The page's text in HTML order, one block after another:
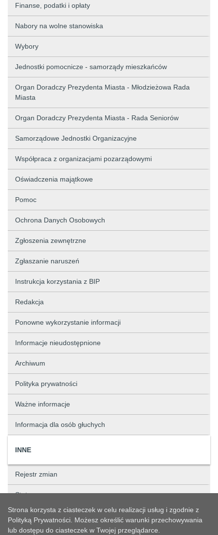
Finanse, podatki i opłaty
Nabory na wolne stanowiska
Wybory
Jednostki pomocnicze - samorządy mieszkańców
Organ Doradczy Prezydenta Miasta - Młodzieżowa Rada
Miasta
Organ Doradczy Prezydenta Miasta - Rada Seniorów
Samorządowe Jednostki Organizacyjne
Współpraca z organizacjami pozarządowymi
Oświadczenia majątkowe
Pomoc
Ochrona Danych Osobowych
Zgłoszenia zewnętrzne
Zgłaszanie naruszeń
Instrukcja korzystania z BIP
Redakcja
Ponowne wykorzystanie informacji
Informacje nieudostępnione
Archiwum
Polityka prywatności
Ważne informacje
Informacja dla osób głuchych
INNE
Rejestr zmian
Status sprawy
Strona korzysta z ciasteczek w celu realizacji usług i zgodnie z
Polityką Prywatności. Możesz określić warunki przechowywania
lub dostępu do ciasteczek w Twojej przeglądarce.